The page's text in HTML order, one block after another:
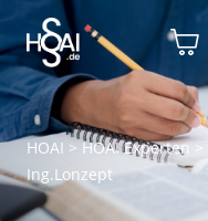
HOAI > HOAI Experten>
Ing.Lonzept